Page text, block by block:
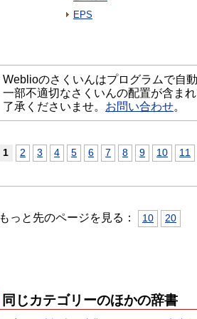
EPS
Weblioのさくいんはプログラムで自
一部不適切なさくいんの配置が含ま
了承くださいませ。 お問い合わせ。
1 2 3 4 5 6 7 8 9 10 11
もっと先のページを見る： 10 20
同じカテゴリーのほかの辞書